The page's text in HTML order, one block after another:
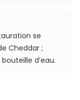
se
Cheddar ;
d’eau.